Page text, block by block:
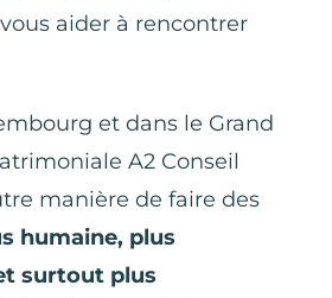
aider à rencontrer
et dans le Grand
A2 Conseil
manière de faire des
humaine, plus
surtout plus